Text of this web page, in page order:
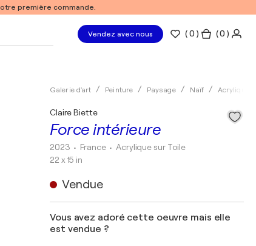
première commande.
Vendez avec nous (0 ) ( 0 )
Galerie d'art Peinture Paysage Naïf Acrylique
Force intérieure
Claire Biette
2023 • France •Acrylique sur Toile
22 x 15 in
Vendue
Vous avez adoré cette oeuvre mais elle
est vendue ?